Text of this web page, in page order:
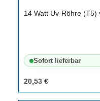
14 Watt Uv-Röhre (T5)
Sofort lieferbar
20,53 €